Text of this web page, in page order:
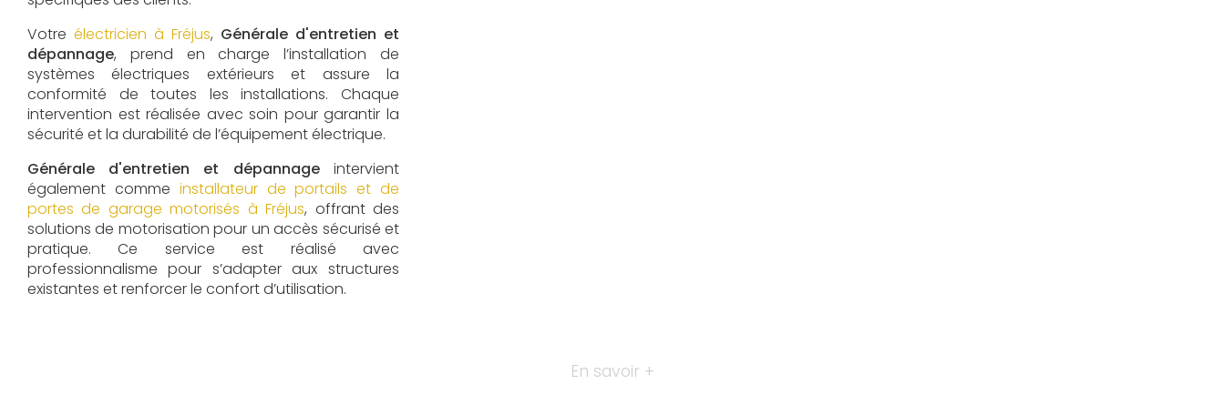
Votre électricien à Fréjus, Générale d'entretien et
dépannage, prend en charge l’installation de
systèmes électriques extérieurs et assure la
conformité de toutes les installations. Chaque
intervention est réalisée avec soin pour garantir la
sécurité et la durabilité de l’équipement électrique.
Générale d'entretien et dépannageintervient
également comme installateur de portails et de
portes de garage motorisés à Fréjus, offrant des
solutions de motorisation pour un accès sécurisé et
pratique. Ce service est réalisé avec
professionnalisme pour s’adapter aux structures
existantes et renforcer le confort d’utilisation.
En savoir +